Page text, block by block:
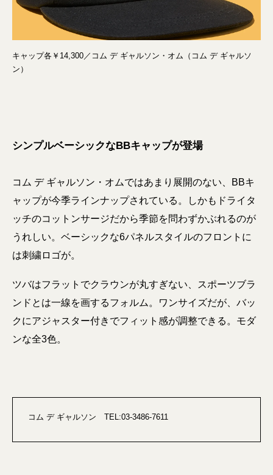
キャップ各￥14,300／コム デ ギャルソン・オム（コム デ ギャルソ
ン）
シンプルベーシックなBBキャップが登場
コム デ ギャルソン・オムではあまり展開のない、BBキ
ャップが今季ラインナップされている。しかもドライタ
ッチのコットンサージだから季節を問わずかぶれるのが
うれしい。ベーシックな6パネルスタイルのフロントに
は刺繍ロゴが。
ツバはフラットでクラウンが丸すぎない、スポーツブラ
ンドとは一線を画するフォルム。ワンサイズだが、バッ
クにアジャスター付きでフィット感が調整できる。モダ
ンな全3色。
コム デ ギャルソン TEL:03-3486-7611